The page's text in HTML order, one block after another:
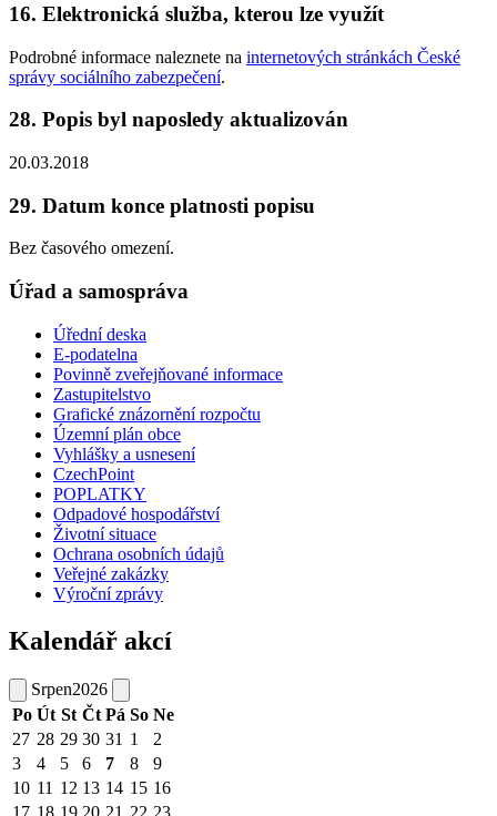
16. Elektronická služba, kterou lze využít
Podrobné informace naleznete na internetových stránkách České
správy sociálního zabezpečení.
28. Popis byl naposledy aktualizován
20.03.2018
29. Datum konce platnosti popisu
Bez časového omezení.
Úřad a samospráva
Úřední deska
E-podatelna
Povinně zveřejňované informace
Zastupitelstvo
Grafické znázornění rozpočtu
Územní plán obce
Vyhlášky a usnesení
CzechPoint
POPLATKY
Odpadové hospodářství
Životní situace
Ochrana osobních údajů
Veřejné zakázky
Výroční zprávy
Kalendář akcí
Srpen2026
Po Út St Čt Pá So Ne
27 28 29 30 31 1
2
3
4 5 6 7 8
9
10 11 12 13 14 15 16
17 18 19 20 21 22 23